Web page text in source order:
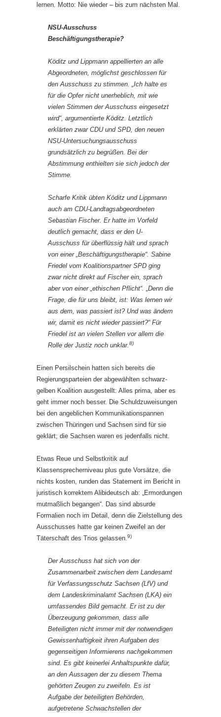
lernen. Motto: Nie wieder – bis zum nächsten Mal.
NSU-Ausschuss
Beschäftigungstherapie?
Köditz und Lippmann appellierten an alle
Abgeordneten, möglichst geschlossen für
den Ausschuss zu stimmen. „Ich halte es
für die Opfer nicht unerheblich, mit wie
vielen Stimmen der Ausschuss eingesetzt
wird“, argumentierte Köditz. Letztlich
erklärten zwar CDU und SPD, den neuen
NSU-Untersuchungsausschuss
grundsätzlich zu begrüßen. Bei der
Abstimmung enthielten sie sich jedoch der
Stimme.
Scharfe Kritik übten Köditz und Lippmann
auch am CDU-Landtagsabgeordneten
Sebastian Fischer. Er hatte im Vorfeld
deutlich gemacht, dass er den U-
Ausschuss für überflüssig hält und sprach
von einer „Beschäftigungstherapie“. Sabine
Friedel vom Koalitionspartner SPD ging
zwar nicht direkt auf Fischer ein, sprach
aber von einer „ethischen Pflicht“. „Denn die
Frage, die für uns bleibt, ist: Was lernen wir
aus dem, was passiert ist? Und was ändern
wir, damit es nicht wieder passiert?“ Für
Friedel ist an vielen Stellen vor allem die
Rolle der Justiz noch unklar.8)
Einen Persilschein hatten sich bereits die
Regierungsparteien der abgewählten schwarz-
gelben Koalition ausgestellt: Alles prima, aber es
geht immer noch besser. Die Schuldzuweisungen
bei den angeblichen Kommunikationspannen
zwischen Thüringen und Sachsen sind für sie
geklärt; die Sachsen waren es jedenfalls nicht.
Etwas Reue und Selbstkritik auf
Klassensprecherniveau plus gute Vorsätze, die
nichts kosten, runden das Statement im Bericht in
juristisch korrektem Alibideutsch ab: „Ermordungen
mutmaßlich begangen“. Das sind absurde
Formalien noch im Detail, denn die Zielstellung des
Ausschusses hatte gar keinen Zweifel an der
Täterschaft des Trios gelassen.9)
Der Ausschuss hat sich von der
Zusammenarbeit zwischen dem Landesamt
für Verfassungsschutz Sachsen (LfV) und
dem Landeskriminalamt Sachsen (LKA) ein
umfassendes Bild gemacht. Er ist zu der
Überzeugung gekommen, dass alle
Beteiligten nicht immer mit der notwendigen
Gewissenhaftigkeit ihren Aufgaben des
gegenseitigen Informierens nachgekommen
sind. Es gibt keinerlei Anhaltspunkte dafür,
an den Aussagen der zu diesem Thema
gehörten Zeugen zu zweifeln. Es ist
Aufgabe der beteiligten Behörden,
aufgetretene Schwachstellen der